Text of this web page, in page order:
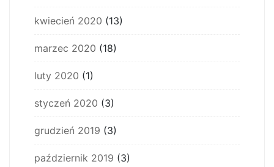
kwiecień 2020 (13)
marzec 2020 (18)
luty 2020 (1)
styczeń 2020 (3)
grudzień 2019 (3)
październik 2019 (3)